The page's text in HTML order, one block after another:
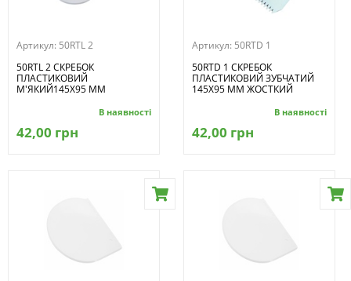
Артикул: 50RTL 2
50RTL 2 СКРЕБОК
ПЛАСТИКОВИЙ
М'ЯКИЙ145X95 ММ
В наявності
42,00 грн
Артикул: 50RTD 1
50RTD 1 СКРЕБОК
ПЛАСТИКОВИЙ ЗУБЧАТИЙ
145X95 ММ ЖОСТКИЙ
В наявності
42,00 грн